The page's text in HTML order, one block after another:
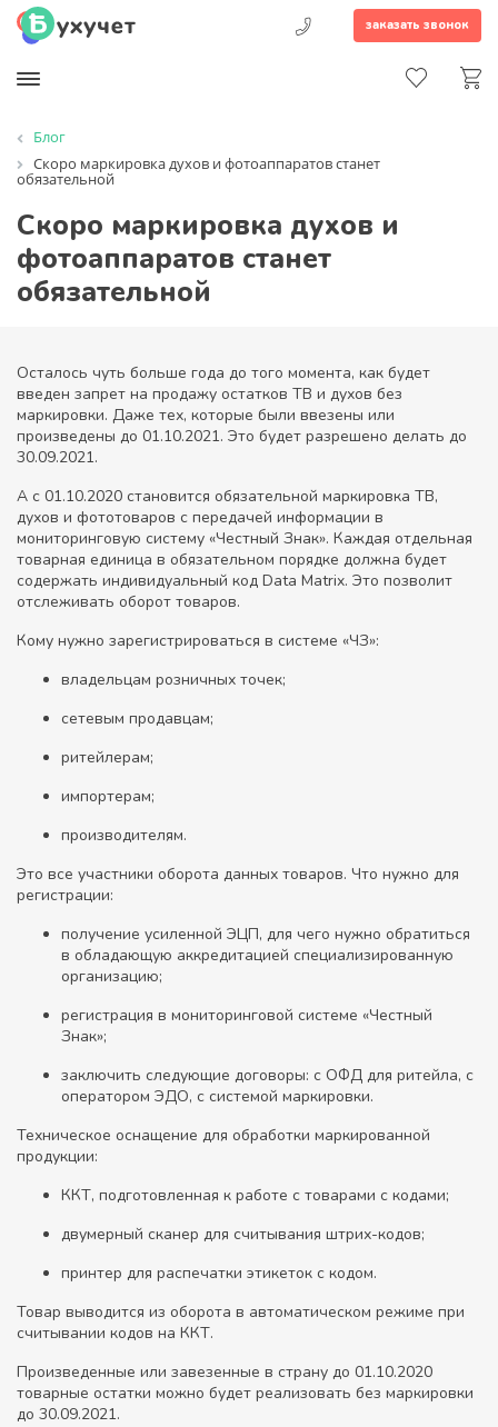
заказать звонок
Блог
Скоро маркировка духов и фотоаппаратов станет
обязательной
Скоро маркировка духов и
фотоаппаратов станет
обязательной
Осталось чуть больше года до того момента, как будет
введен запрет на продажу остатков ТВ и духов без
маркировки. Даже тех, которые были ввезены или
произведены до 01.10.2021. Это будет разрешено делать до
30.09.2021.
А с 01.10.2020 становится обязательной маркировка ТВ,
духов и фототоваров с передачей информации в
мониторинговую систему «Честный Знак». Каждая отдельная
товарная единица в обязательном порядке должна будет
содержать индивидуальный код Data Matrix. Это позволит
отслеживать оборот товаров.
Кому нужно зарегистрироваться в системе «ЧЗ»:
владельцам розничных точек;
сетевым продавцам;
ритейлерам;
импортерам;
производителям.
Это все участники оборота данных товаров. Что нужно для
регистрации:
получение усиленной ЭЦП, для чего нужно обратиться
в обладающую аккредитацией специализированную
организацию;
регистрация в мониторинговой системе «Честный
Знак»;
заключить следующие договоры: с ОФД для ритейла, с
оператором ЭДО, с системой маркировки.
Техническое оснащение для обработки маркированной
продукции:
ККТ, подготовленная к работе с товарами с кодами;
двумерный сканер для считывания штрих-кодов;
принтер для распечатки этикеток с кодом.
Товар выводится из оборота в автоматическом режиме при
считывании кодов на ККТ.
Произведенные или завезенные в страну до 01.10.2020
товарные остатки можно будет реализовать без маркировки
до 30.09.2021.